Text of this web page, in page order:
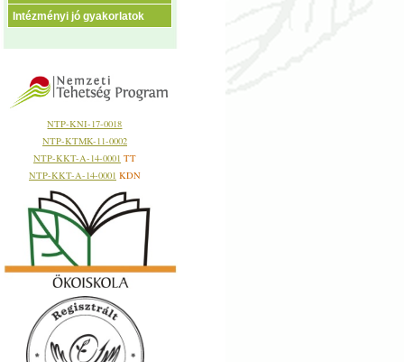
Intézményi jó gyakorlatok
NTP-KNI-17-0018
NTP-KTMK-11-0002
NTP-KKT-A-14-0001 TT
NTP-KKT-A-14-0001 KDN